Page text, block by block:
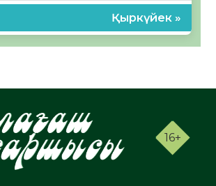
Қыркүйек »
16+